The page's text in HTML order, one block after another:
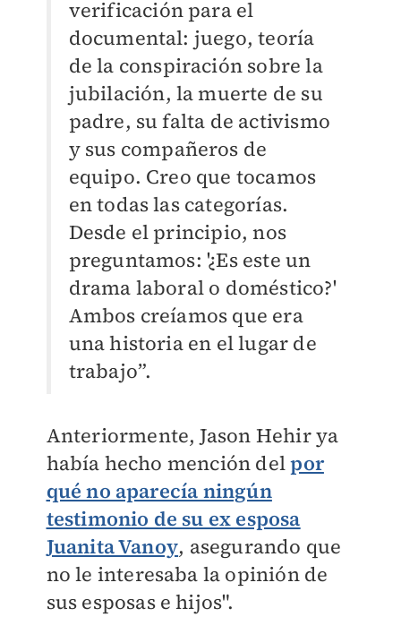
verificación para el
documental: juego, teoría
de la conspiración sobre la
jubilación, la muerte de su
padre, su falta de activismo
y sus compañeros de
equipo. Creo que tocamos
en todas las categorías.
Desde el principio, nos
preguntamos: '¿Es este un
drama laboral o doméstico?'
Ambos creíamos que era
una historia en el lugar de
trabajo”.
Anteriormente, Jason Hehir ya
había hecho mención delpor
qué no aparecía ningún
testimonio de su ex esposa
Juanita Vanoy, asegurando que
no le interesaba la opinión de
sus esposas e hijos".